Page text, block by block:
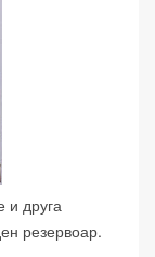
и друга
резервоар.